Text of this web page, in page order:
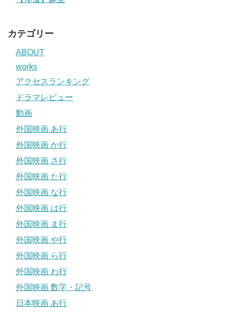
カテゴリー
ABOUT
works
アクセスランキング
ドラマレビュー
動画
外国映画 あ行
外国映画 か行
外国映画 さ行
外国映画 た行
外国映画 な行
外国映画 は行
外国映画 ま行
外国映画 や行
外国映画 ら行
外国映画 わ行
外国映画 数字・記号
日本映画 あ行